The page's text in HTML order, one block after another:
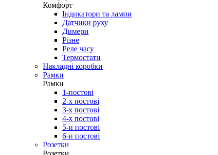
Комфорт
Індикатори та лампи
Датчики руху
Димери
Різне
Реле часу
Термостати
Накладні коробки
Рамки
Рамки
1-постові
2-х постові
3-х постові
4-х постові
5-и постові
6-и постові
Розетки
Розетки